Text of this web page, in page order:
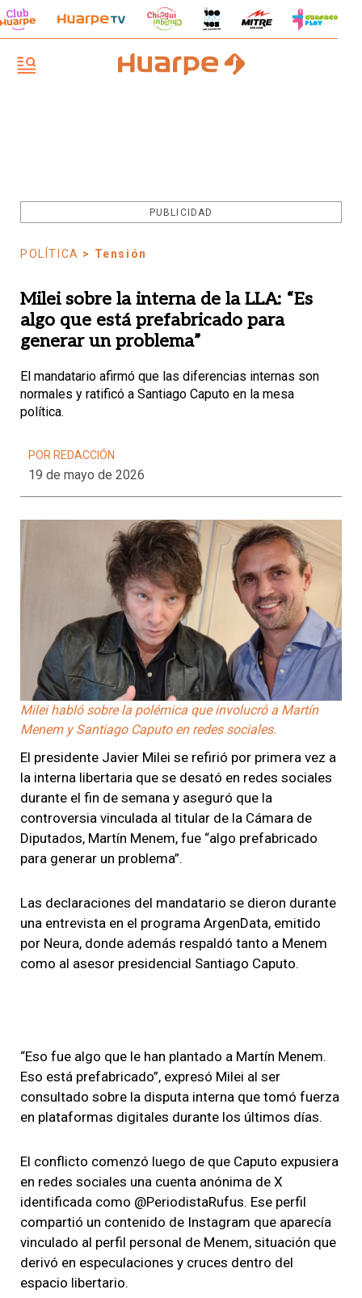
PUBLICIDAD
POLÍTICA > Tensión
Milei sobre la interna de la LLA: “Es
algo que está prefabricado para
generar un problema”
El mandatario afirmó que las diferencias internas son
normales y ratificó a Santiago Caputo en la mesa
política.
POR REDACCIÓN
19 de mayo de 2026
Milei habló sobre la polémica que involucró a Martín
Menem y Santiago Caputo en redes sociales.
El presidente Javier Milei se refirió por primera vez a
la interna libertaria que se desató en redes sociales
durante el fin de semana y aseguró que la
controversia vinculada al titular de la Cámara de
Diputados, Martín Menem, fue “algo prefabricado
para generar un problema”.
Las declaraciones del mandatario se dieron durante
una entrevista en el programa ArgenData, emitido
por Neura, donde además respaldó tanto a Menem
como al asesor presidencial Santiago Caputo.
“Eso fue algo que le han plantado a Martín Menem.
Eso está prefabricado”, expresó Milei al ser
consultado sobre la disputa interna que tomó fuerza
en plataformas digitales durante los últimos días.
El conflicto comenzó luego de que Caputo expusiera
en redes sociales una cuenta anónima de X
identificada como @PeriodistaRufus. Ese perfil
compartió un contenido de Instagram que aparecía
vinculado al perfil personal de Menem, situación que
derivó en especulaciones y cruces dentro del
espacio libertario.